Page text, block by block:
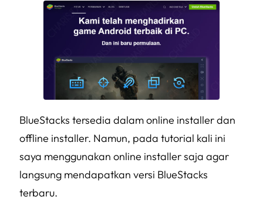
BlueStacks tersedia dalam online installer dan
offline installer. Namun, pada tutorial kali ini
saya menggunakan online installer saja agar
langsung mendapatkan versi BlueStacks
terbaru.